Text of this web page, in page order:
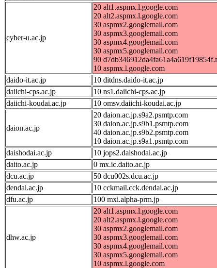
cyber-u.ac.jp
20 alt1.aspmx.l.google.com
20 alt2.aspmx.l.google.com
30 aspmx2.googlemail.com
30 aspmx3.googlemail.com
30 aspmx4.googlemail.com
30 aspmx5.googlemail.com
90
10 aspmx.l.google.com
daido-it.ac.jp
10 ditdns.daido-it.ac.jp
daiichi-cps.ac.jp
10 ns1.daiichi-cps.ac.jp
daiichi-koudai.ac.jp
10 omsv.daiichi-koudai.ac.jp
daion.ac.jp
20 daion.ac.jp.s9a2.psmtp.com
30 daion.ac.jp.s9b1.psmtp.com
40 daion.ac.jp.s9b2.psmtp.com
10 daion.ac.jp.s9a1.psmtp.com
daishodai.ac.jp
10 jops2.daishodai.ac.jp
daito.ac.jp
0 mx.ic.daito.ac.jp
dcu.ac.jp
50 dcu002s.dcu.ac.jp
dendai.ac.jp
10 cckmail.cck.dendai.ac.jp
dfu.ac.jp
100 mxi.alpha-prm.jp
dhw.ac.jp
20 alt1.aspmx.l.google.com
20 alt2.aspmx.l.google.com
30 aspmx2.googlemail.com
30 aspmx3.googlemail.com
30 aspmx4.googlemail.com
30 aspmx5.googlemail.com
10 aspmx.l.google.com